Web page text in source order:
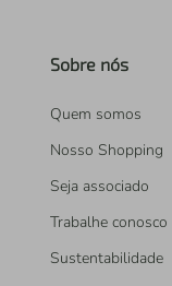
Sobre nós
Quem somos
Nosso Shopping
Seja associado
Trabalhe conosco
Sustentabilidade